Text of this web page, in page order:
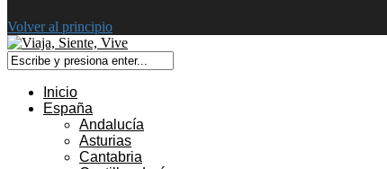
Volver al principio
Inicio
España
Andalucía
Asturias
Cantabria